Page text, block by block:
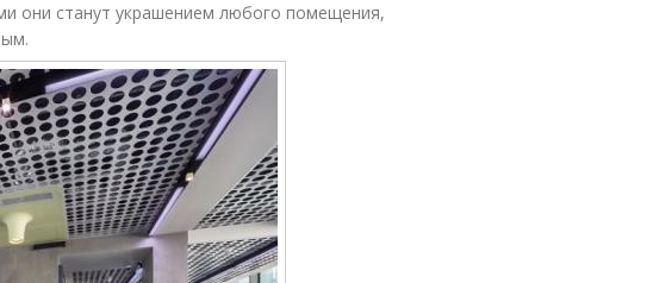
они станут украшением любого помещения,